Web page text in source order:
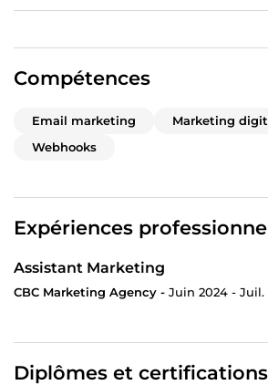
Compétences
Email marketing
Marketing
Webhooks
Expériences
Assistant Marketing
CBC Marketing Agency - Juin 2024 - Juil.
Diplômes et certifications